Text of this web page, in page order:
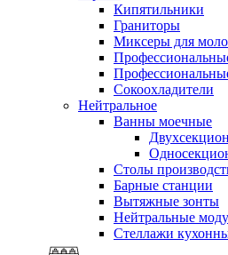
Кипятильники
Граниторы
Миксеры для
Сокоохладители
Нейтральное
Ванны моечные
Столы
Барные станции
Вытяжные зонты
Нейтральные
Стеллажи